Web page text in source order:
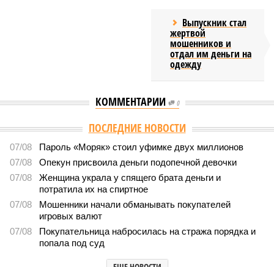
Выпускник стал
жертвой
мошенников и
отдал им деньги на
одежду
КОММЕНТАРИИ 0
ПОСЛЕДНИЕ НОВОСТИ
07/08
Пароль «Моряк» стоил уфимке двух миллионов
07/08
Опекун присвоила деньги подопечной девочки
07/08
Женщина украла у спящего брата деньги и
потратила их на спиртное
07/08
Мошенники начали обманывать покупателей
игровых валют
07/08
Покупательница набросилась на стража порядка и
попала под суд